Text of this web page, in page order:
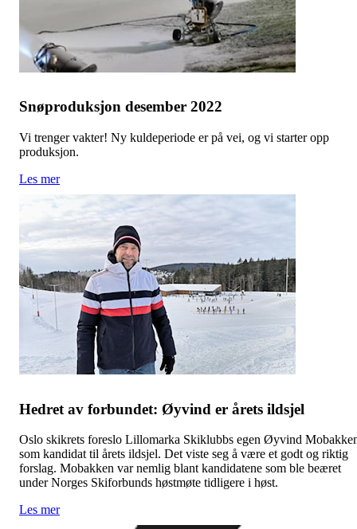
Snøproduksjon desember 2022
Vi trenger vakter! Ny kuldeperiode er på vei, og vi starter opp
produksjon.
Les mer
Hedret av forbundet: Øyvind er årets ildsjel
Oslo skikrets foreslo Lillomarka Skiklubbs egen Øyvind
som kandidat til årets ildsjel. Det viste seg å være et godt og riktig
forslag. Mobakken var nemlig blant kandidatene som ble beæret
under Norges Skiforbunds høstmøte tidligere i høst.
Les mer